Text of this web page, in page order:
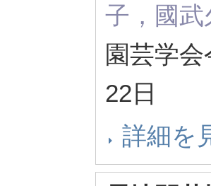
子，國
園芸学
22日
詳細を